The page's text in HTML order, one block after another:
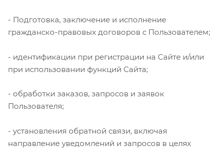
- Подготовка, заключение и исполнение
гражданско-правовых договоров с Пользователем;
- идентификации при регистрации на Сайте и/или
при использовании функций Сайта;
- обработки заказов, запросов и заявок
Пользователя;
- установления обратной связи, включая
направление уведомлений и запросов в целях